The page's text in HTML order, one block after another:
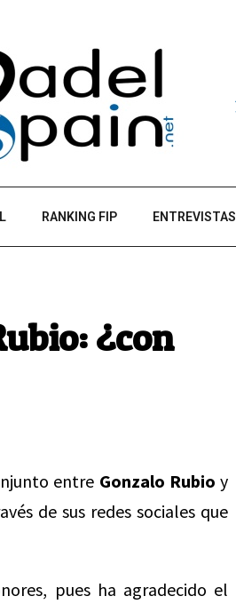
RANKING FIP ENTREVISTAS
¿con
entre Gonzalo Rubio y
de sus redes sociales que
pues ha agradecido el